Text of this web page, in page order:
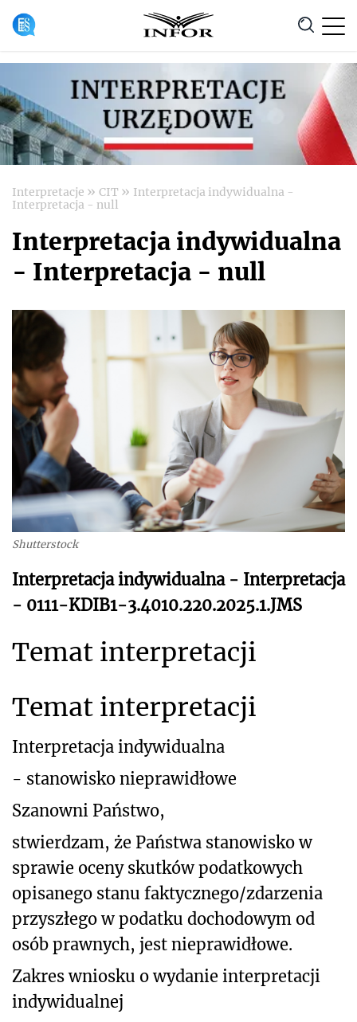
Anuluj
Interpretacje » CIT » Interpretacja indywidualna -
Interpretacja - null
Interpretacja indywidualna
- Interpretacja - null
Shutterstock
Interpretacja indywidualna - Interpretacja
- 0111-KDIB1-3.4010.220.2025.1.JMS
Temat interpretacji
Temat interpretacji
Interpretacja indywidualna
- stanowisko nieprawidłowe
Szanowni Państwo,
stwierdzam, że Państwa stanowisko w
sprawie oceny skutków podatkowych
opisanego stanu faktycznego/zdarzenia
przyszłego w podatku dochodowym od
osób prawnych, jest nieprawidłowe.
Zakres wniosku o wydanie interpretacji
indywidualnej